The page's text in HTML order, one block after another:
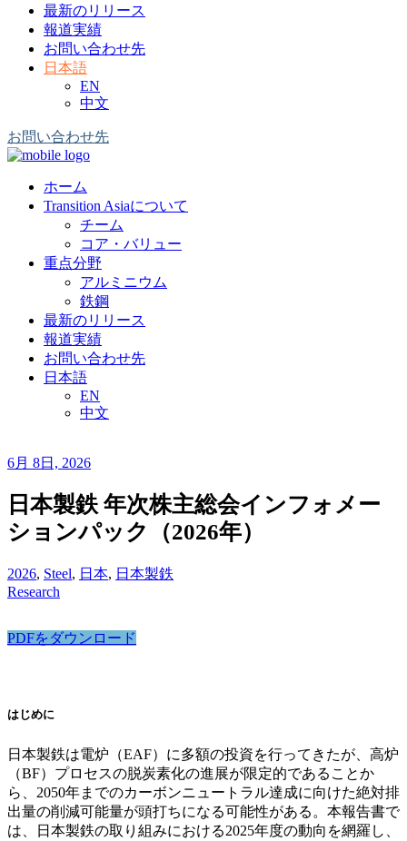
最新のリリース
報道実績
お問い合わせ先
日本語
EN
中文
お問い合わせ先
ホーム
Transition Asiaについて
チーム
コア・バリュー
重点分野
アルミニウム
鉄鋼
最新のリリース
報道実績
お問い合わせ先
日本語
EN
中文
6月 8日, 2026
日本製鉄 年次株主総会インフォメー
ションパック（2026年）
2026, Steel, 日本, 日本製鉄
Research
PDFをダウンロード
はじめに
日本製鉄は電炉（EAF）に多額の投資を行ってきたが、高炉
（BF）プロセスの脱炭素化の進展が限定的であることか
ら、2050年までのカーボンニュートラル達成に向けた絶対排
出量の削減可能量が頭打ちになる可能性がある。本報告書で
は、日本製鉄の取り組みにおける2025年度の動向を網羅し、